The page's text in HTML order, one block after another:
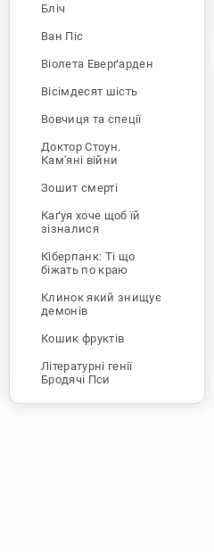
Бліч
Ван Піс
Віолета Еверґарден
Вісімдесят шість
Вовчиця та спеції
Доктор Стоун.
Кам'яні війни
Зошит смерті
Каґуя хоче щоб їй
зізналися
Кіберпанк: Ті що
біжать по краю
Клинок який знищує
демонів
Кошик фруктів
Літературні генії
Бродячі Пси
Людина-бензопила